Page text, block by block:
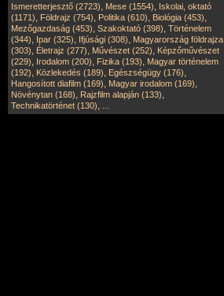
Ismeretterjesztő (2723), Mese (1554), Iskolai, oktató
(1171), Földrajz (754), Politika (610), Biológia (453),
Mezőgazdaság (453), Szakoktató (398), Történelem
(344), Ipar (325), Ifjúsági (308), Magyarország földrajza
(303), Életrajz (277), Művészet (252), Képzőművészet
(229), Irodalom (200), Fizika (193), Magyar történelem
(192), Közlekedés (189), Egészségügy (176),
Hangosított diafilm (169), Magyar irodalom (169),
Növénytan (168), Rajzfilm alapján (133),
Technikatörténet (130),